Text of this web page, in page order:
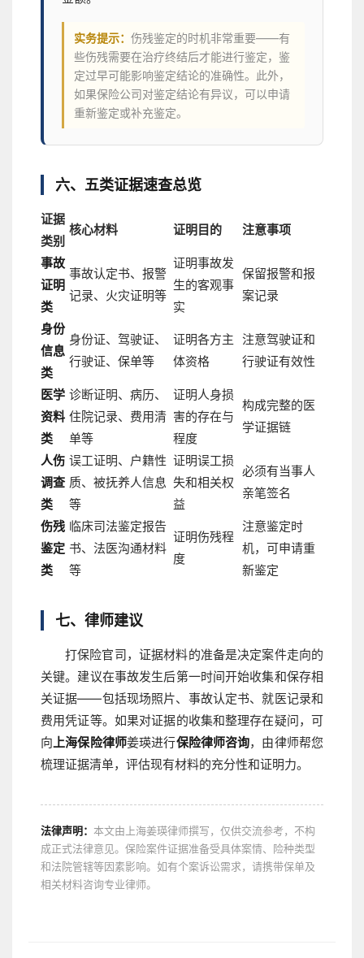
实务提示： 伤残鉴定的时机非常重要——有
些伤残需要在治疗终结后才能进行鉴定，鉴
定过早可能影响鉴定结论的准确性。此外，
如果保险公司对鉴定结论有异议，可以申请
重新鉴定或补充鉴定。
六、五类证据速查总览
证据
类别
核心材料 证明目的 注意事项
事故
证明
类
事故认定书、报警
记录、火灾证明等
证明事故发
生的客观事
实
保留报警和报
案记录
身份
信息
类
身份证、驾驶证、
行驶证、保单等
证明各方主
体资格
注意驾驶证和
行驶证有效性
医学
资料
类
诊断证明、病历、
住院记录、费用清
单等
证明人身损
害的存在与
程度
构成完整的医
学证据链
人伤
调查
类
误工证明、户籍性
质、被抚养人信息
等
证明误工损
失和相关权
益
必须有当事人
亲笔签名
伤残
鉴定
类
临床司法鉴定报告
书、法医沟通材料
等
证明伤残程
度
注意鉴定时
机，可申请重
新鉴定
七、律师建议
打保险官司，证据材料的准备是决定案件走向的
关键。建议在事故发生后第一时间开始收集和保存相
关证据——包括现场照片、事故认定书、就医记录和
费用凭证等。如果对证据的收集和整理存在疑问，可
向上海保险律师姜瑛进行保险律师咨询，由律师帮您
梳理证据清单，评估现有材料的充分性和证明力。
法律声明： 本文由上海姜瑛律师撰写，仅供交流参考，不构
成正式法律意见。保险案件证据准备受具体案情、险种类型
和法院管辖等因素影响。如有个案诉讼需求，请携带保单及
相关材料咨询专业律师。